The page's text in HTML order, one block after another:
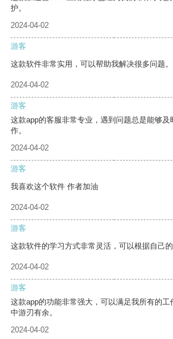
护。
2024-04-02
游客
这款软件非常实用，可以帮助我解决很多问题。
2024-04-02
游客
这款app的客服非常专业，遇到问题总是能够
作。
2024-04-02
游客
我喜欢这个软件 作者加油
2024-04-02
游客
这款软件的学习方式非常灵活，可以根据自己的
2024-04-02
游客
这款app的功能非常强大，可以满足我所有的
中游刃有余。
2024-04-02